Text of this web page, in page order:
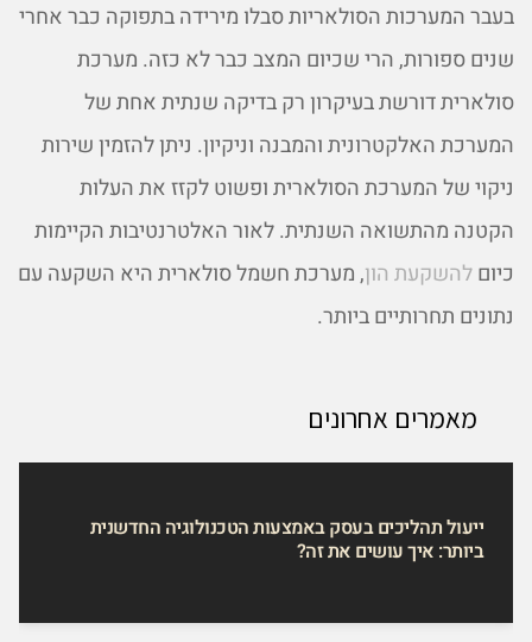
בעבר המערכות הסולאריות סבלו מירידה בתפוקה כבר אחרי
שנים ספורות, הרי שכיום המצב כבר לא כזה. מערכת
סולארית דורשת בעיקרון רק בדיקה שנתית אחת של
המערכת האלקטרונית והמבנה וניקיון. ניתן להזמין שירות
ניקוי של המערכת הסולארית ופשוט לקזז את העלות
הקטנה מהתשואה השנתית. לאור האלטרנטיבות הקיימות
כיוםלהשקעת הון, מערכת חשמל סולארית היא השקעה עם
נתונים תחרותיים ביותר.
מאמרים אחרונים
ייעול תהליכים בעסק באמצעות הטכנולוגיה החדשנית
ביותר: איך עושים את זה?